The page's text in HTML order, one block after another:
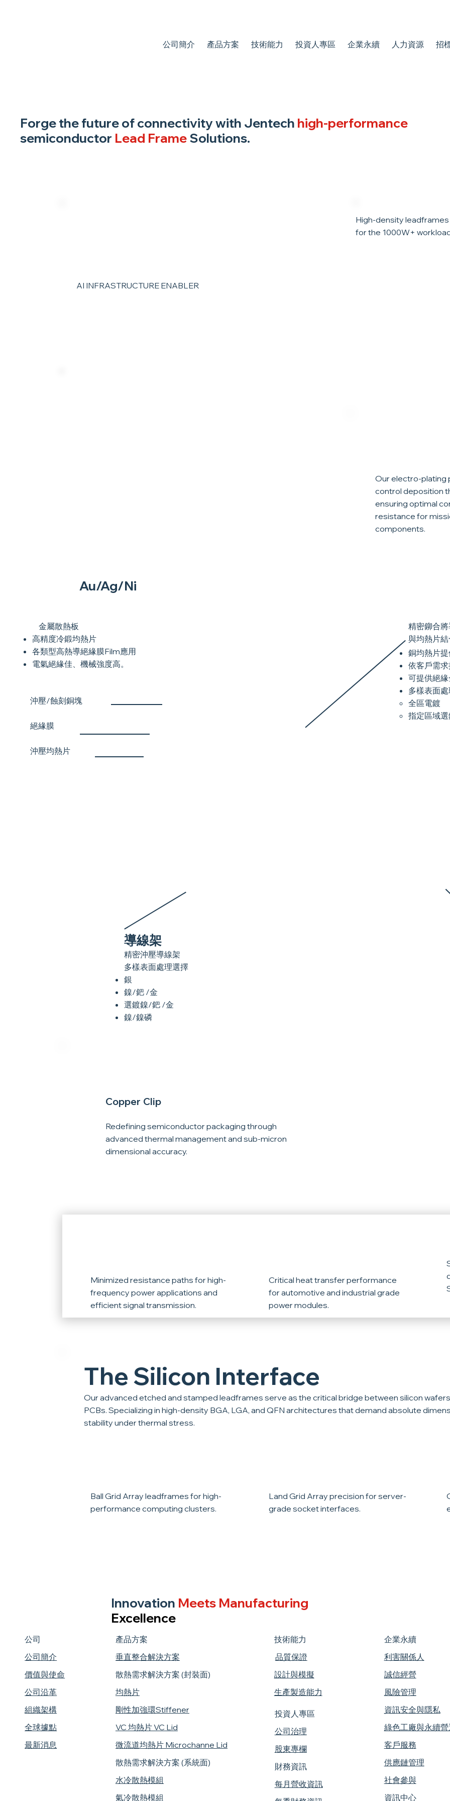
公司簡介 產品方案 技術能力 投資人專區 企業永續 人力資源 招
Forge the future of connectivity with Jentech high-performance
semiconductor Lead FrameSolutions.
沖壓/蝕刻銅塊
絕緣膜
​沖壓均熱片
精密鉚合
與均熱片
銅均熱片
依客戶需
可提供絕
多樣表面
全區電鍍
指定區域
金屬散熱板
高精度冷鍛均熱片
各類型高熱導絕緣膜Film應用
電氣絕緣佳、機械強度高。
導線架
精密沖壓導線架
多樣表面處理選擇
銀
鎳/鈀 /金
選鍍鎳/鈀 /金
鎳/鎳磷
AI INFRASTRUCTURE ENABLER
High-density
for the 1000W+
Au/Ag/Ni
Our electro-plating
control deposition
ensuring optimal
resistance for
components.
Copper Clip
Redefining semiconductor packaging through
advanced thermal management and sub-micron
dimensional accuracy.
Minimized resistance paths for high-
frequency power applications and
efficient signal transmission.
Critical heat transfer performance
for automotive and industrial grade
power modules.
The Silicon Interface
Our advanced etched and stamped leadframes serve as the critical bridge between silicon
PCBs. Specializing in high-density BGA, LGA, and QFN architectures that demand absolute
stability under thermal stress.
Ball Grid Array leadframes for high-
performance computing clusters.
Land Grid Array precision for server-
grade socket interfaces.
Innovation Meets Manufacturing
Excellence
公司
公司簡介
價值與使命
公司沿革
組織架構
​全球據點
最新消息
產品方案
垂直整合解決方案
散熱需求解決方案 (封裝面)
均熱片
剛性加強環Stiffener
VC 均熱片 VC Lid
微流道均熱片 Microchanne Lid
散熱需求解決方案 (系統面)
水冷散熱模組
氣冷散熱模組
技術能力
​品質保證
設計與模擬
生產製造能力
投資人專區
公司治理
股東專欄
財務資訊
每月營收資訊
企業永續
利害關係人
誠信經營
風險管理
資訊安全與隱私
綠色工廠與永續
客戶服務
供應鏈管理
社會參與
資訊中心